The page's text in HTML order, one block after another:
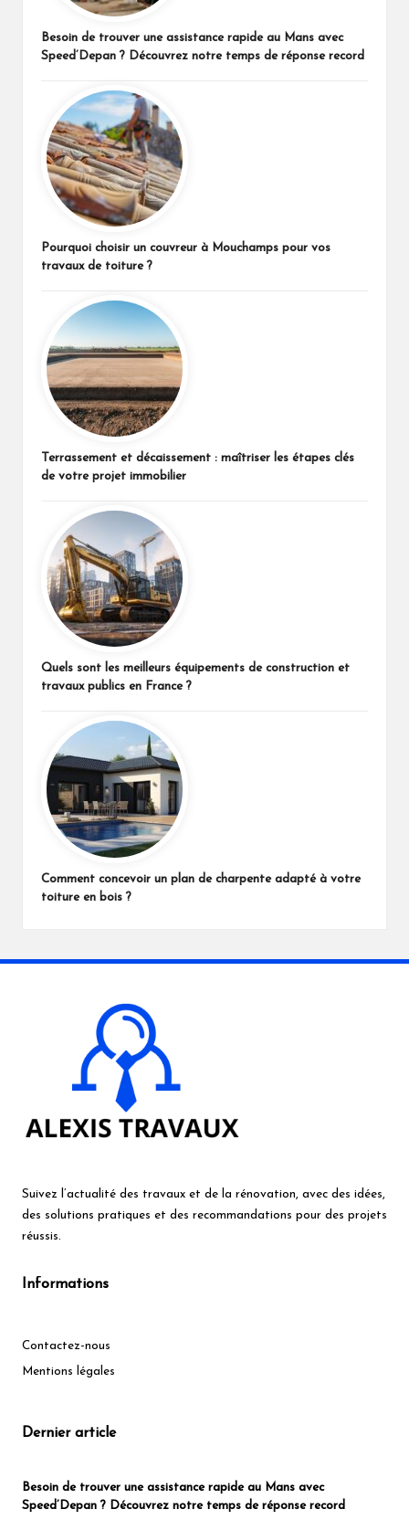
Besoin de trouver une assistance rapide au Mans avec
Speed’Depan ? Découvrez notre temps de réponse record
Pourquoi choisir un couvreur à Mouchamps pour vos
travaux de toiture ?
Terrassement et décaissement : maîtriser les étapes clés
de votre projet immobilier
Quels sont les meilleurs équipements de construction et
travaux publics en France ?
Comment concevoir un plan de charpente adapté à votre
toiture en bois ?
Suivez l’actualité des travaux et de la rénovation, avec des idées,
des solutions pratiques et des recommandations pour des projets
réussis.
Informations
Contactez-nous
Mentions légales
Dernier article
Besoin de trouver une assistance rapide au Mans avec
Speed’Depan ? Découvrez notre temps de réponse record